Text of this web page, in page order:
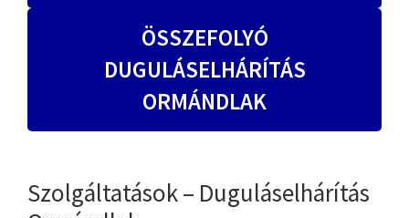
ÖSSZEFOLYÓ
DUGULÁSELHÁRÍTÁS
ORMÁNDLAK
Szolgáltatások – Duguláselhárítás